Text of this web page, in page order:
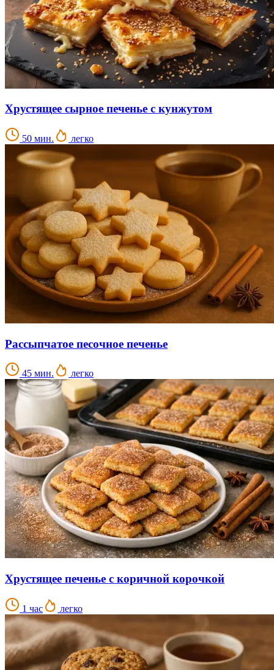
Хрустящее сырное печенье с кунжутом
50 мин. легко
Рассыпчатое песочное печенье
45 мин. легко
Хрустящее печенье с коричной корочкой
1 час легко